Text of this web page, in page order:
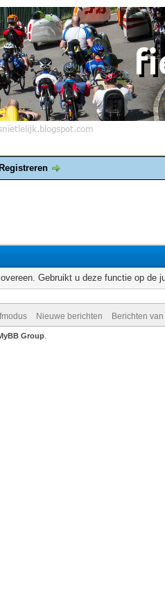
Registreren
Gebruikt u deze functie op de
Nieuwe berichten Berichten
Group